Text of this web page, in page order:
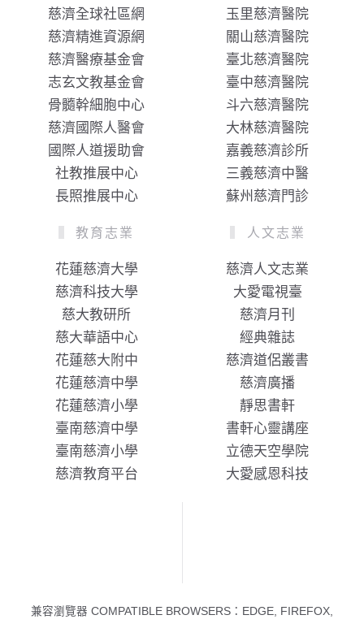
慈濟全球社區網
慈濟精進資源網
慈濟醫療基金會
志玄文教基金會
骨髓幹細胞中心
慈濟國際人醫會
國際人道援助會
社教推展中心
長照推展中心
玉里慈濟醫院
關山慈濟醫院
臺北慈濟醫院
臺中慈濟醫院
斗六慈濟醫院
大林慈濟醫院
嘉義慈濟診所
三義慈濟中醫
蘇州慈濟門診
教育志業
花蓮慈濟大學
慈濟科技大學
慈大教研所
慈大華語中心
花蓮慈大附中
花蓮慈濟中學
花蓮慈濟小學
臺南慈濟中學
臺南慈濟小學
慈濟教育平台
人文志業
慈濟人文志業
大愛電視臺
慈濟月刊
經典雜誌
慈濟道侶叢書
慈濟廣播
靜思書軒
書軒心靈講座
立德天空學院
大愛感恩科技
兼容瀏覽器 COMPATIBLE BROWSERS：EDGE, FIREFOX,